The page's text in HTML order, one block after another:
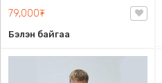
79,000₮
Бэлэн байгаа